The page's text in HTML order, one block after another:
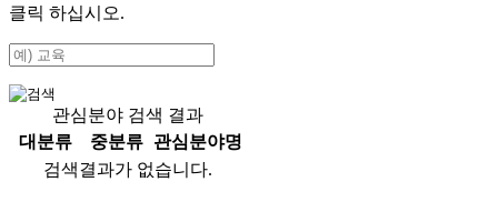
클릭 하십시오.
관심분야 검색 결과
대분류
중분류
관심분야명
검색결과가 없습니다.